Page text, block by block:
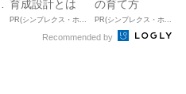
育成設計とは
の育て方
Recommended by